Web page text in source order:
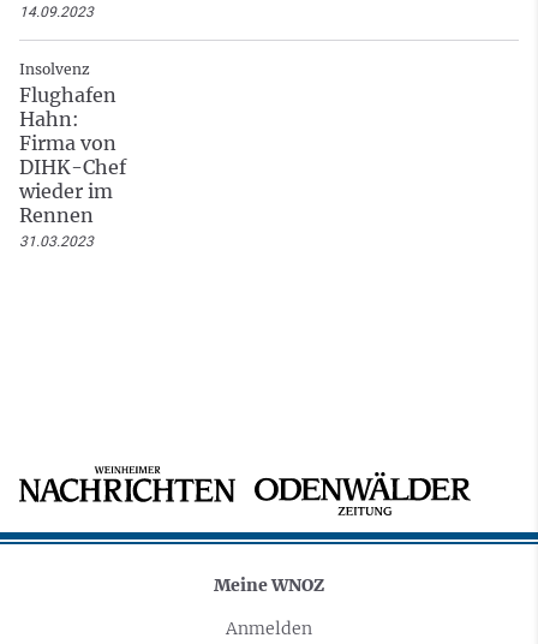
14.09.2023
Insolvenz
Flughafen
Hahn:
Firma von
DIHK-Chef
wieder im
Rennen
31.03.2023
Meine WNOZ
Anmelden